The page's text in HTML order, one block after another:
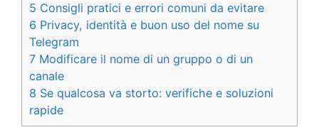
5 Consigli pratici e errori comuni da evitare
6 Privacy, identità e buon uso del nome su
Telegram
7 Modificare il nome di un gruppo o di un
canale
8 Se qualcosa va storto: verifiche e soluzioni
rapide